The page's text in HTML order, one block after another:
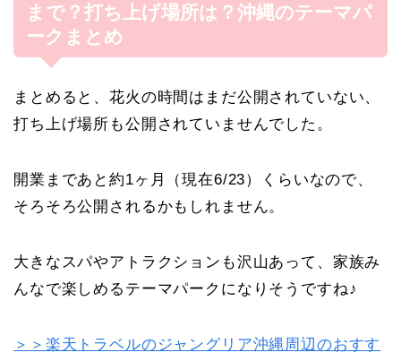
まで？打ち上げ場所は？沖縄のテーマパ
ークまとめ
まとめると、花火の時間はまだ公開されていない、
打ち上げ場所も公開されていませんでした。
開業まであと約1ヶ月（現在6/23）くらいなので、
そろそろ公開されるかもしれません。
大きなスパやアトラクションも沢山あって、家族み
んなで楽しめるテーマパークになりそうですね♪
＞＞楽天トラベルのジャングリア沖縄周辺のおすす